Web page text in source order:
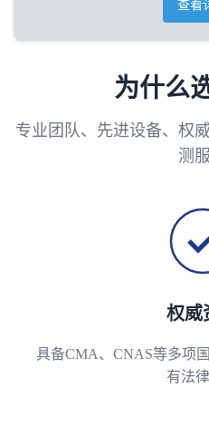
查看
为什么
专业团队、先进设备、权
测
权威
具备CMA、CNAS等多项
有法